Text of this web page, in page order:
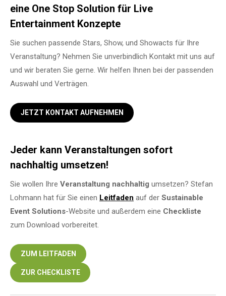
eine One Stop Solution für Live
Entertainment Konzepte
Sie suchen passende Stars, Show, und Showacts für Ihre
Veranstaltung? Nehmen Sie unverbindlich Kontakt mit uns auf
und wir beraten Sie gerne. Wir helfen Ihnen bei der passenden
Auswahl und Verträgen.
JETZT KONTAKT AUFNEHMEN
Jeder kann Veranstaltungen sofort
nachhaltig umsetzen!
Sie wollen Ihre Veranstaltung nachhaltig umsetzen? Stefan
Lohmann hat für Sie einen Leitfaden auf der Sustainable
Event Solutions-Website und außerdem eine Checkliste
zum Download vorbereitet.
ZUM LEITFADEN
ZUR CHECKLISTE